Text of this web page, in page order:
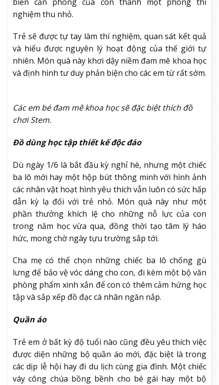
nghiệm thu nhỏ.
Trẻ sẽ được tự tay làm thí nghiệm, quan sát kết quả
và hiểu được nguyên lý hoạt động của thế giới tự
nhiên. Món quà này khơi dậy niềm đam mê khoa học
và định hình tư duy phản biện cho các em từ rất sớm.
Các em bé đam mê khoa học sẽ đặc biệt thích đồ
chơi Stem.
Đồ dùng học tập thiết kế độc đáo
Dù ngày 1/6 là bắt đầu kỳ nghỉ hè, nhưng một chiếc
ba lô mới hay một hộp bút thông minh với hình ảnh
các nhân vật hoạt hình yêu thích vẫn luôn có sức hấp
dẫn kỳ lạ đối với trẻ nhỏ. Món quà này như một
phần thưởng khích lệ cho những nỗ lực của con
trong năm học vừa qua, đồng thời tạo tâm lý háo
hức, mong chờ ngày tựu trường sắp tới.
Cha mẹ có thể chọn những chiếc ba lô chống gù
lưng để bảo vệ vóc dáng cho con, đi kèm một bộ văn
phòng phẩm xinh xắn để con có thêm cảm hứng học
tập và sắp xếp đồ đạc cá nhân ngăn nắp.
Quần áo
Trẻ em ở bất kỳ độ tuổi nào cũng đều yêu thích việc
được diện những bộ quần áo mới, đặc biệt là trong
các dịp lễ hội hay đi du lịch cùng gia đình. Một chiếc
váy công chúa bồng bềnh cho bé gái hay một bộ